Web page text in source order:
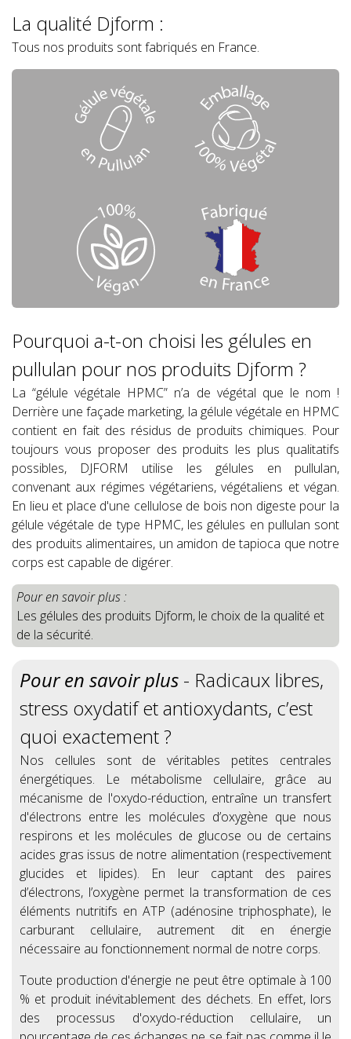
La qualité Djform :
Tous nos produits sont fabriqués en France.
Pourquoi a-t-on choisi les gélules en
pullulan pour nos produits Djform ?
La “gélule végétale HPMC” n’a de végétal que le nom !
Derrière une façade marketing, la gélule végétale en HPMC
contient en fait des résidus de produits chimiques. Pour
toujours vous proposer des produits les plus qualitatifs
possibles, DJFORM utilise les gélules en pullulan,
convenant aux régimes végétariens, végétaliens et végan.
En lieu et place d'une cellulose de bois non digeste pour la
gélule végétale de type HPMC, les gélules en pullulan sont
des produits alimentaires, un amidon de tapioca que notre
corps est capable de digérer.
Pour en savoir plus :
Les gélules des produits Djform, le choix de la qualité et
de la sécurité.
Pour en savoir plus - Radicaux libres,
stress oxydatif et antioxydants, c’est
quoi exactement ?
Nos cellules sont de véritables petites centrales
énergétiques. Le métabolisme cellulaire, grâce au
mécanisme de l'oxydo-réduction, entraîne un transfert
d'électrons entre les molécules d’oxygène que nous
respirons et les molécules de glucose ou de certains
acides gras issus de notre alimentation (respectivement
glucides et lipides). En leur captant des paires
d’électrons, l’oxygène permet la transformation de ces
éléments nutritifs en ATP (adénosine triphosphate), le
carburant cellulaire, autrement dit en énergie
nécessaire au fonctionnement normal de notre corps.
Toute production d'énergie ne peut être optimale à 100
% et produit inévitablement des déchets. En effet, lors
des processus d'oxydo-réduction cellulaire, un